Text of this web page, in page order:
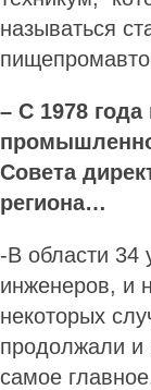
называться
– С 1978
Совета
региона…
-В области 34
инженеров, и
некоторых
продолжали и
самое